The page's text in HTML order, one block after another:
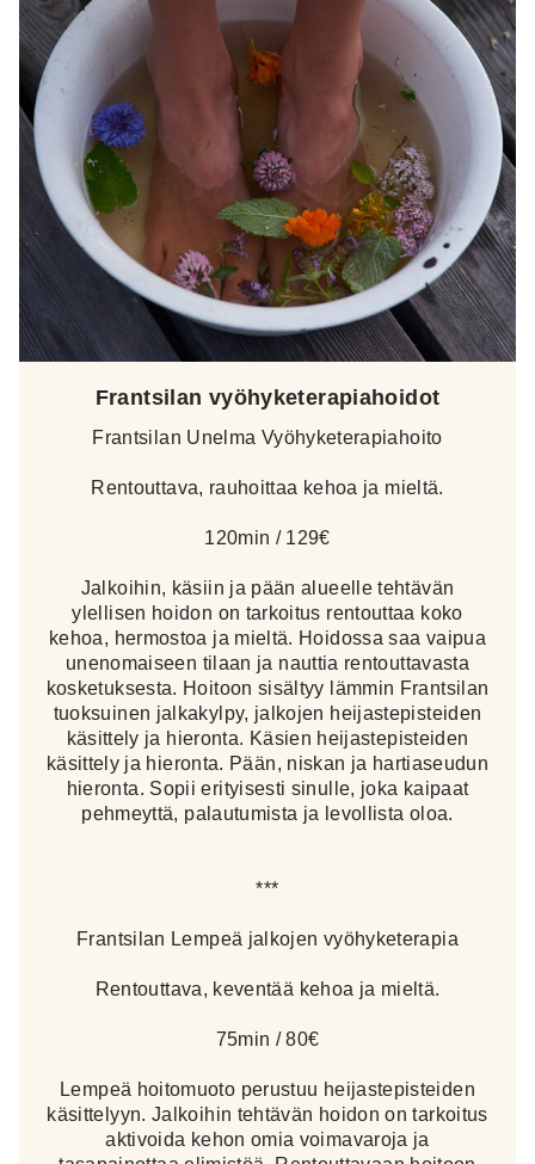
Frantsilan vyöhyketerapiahoidot
Frantsilan Unelma Vyöhyketerapiahoito
Rentouttava, rauhoittaa kehoa ja mieltä.
120min / 129€
Jalkoihin, käsiin ja pään alueelle tehtävän
ylellisen hoidon on tarkoitus rentouttaa koko
kehoa, hermostoa ja mieltä. Hoidossa saa vaipua
unenomaiseen tilaan ja nauttia rentouttavasta
kosketuksesta. Hoitoon sisältyy lämmin Frantsilan
tuoksuinen jalkakylpy, jalkojen heijastepisteiden
käsittely ja hieronta. Käsien heijastepisteiden
käsittely ja hieronta. Pään, niskan ja hartiaseudun
hieronta. Sopii erityisesti sinulle, joka kaipaat
pehmeyttä, palautumista ja levollista oloa.
***
Frantsilan Lempeä jalkojen vyöhyketerapia
Rentouttava, keventää kehoa ja mieltä.
75min / 80€
Lempeä hoitomuoto perustuu heijastepisteiden
käsittelyyn. Jalkoihin tehtävän hoidon on tarkoitus
aktivoida kehon omia voimavaroja ja